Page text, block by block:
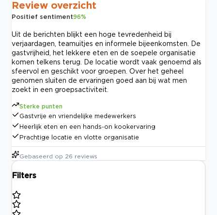
Review overzicht
Positief sentiment96%
Uit de berichten blijkt een hoge tevredenheid bij
verjaardagen, teamuitjes en informele bijeenkomsten. De
gastvrijheid, het lekkere eten en de soepele organisatie
komen telkens terug. De locatie wordt vaak genoemd als
sfeervol en geschikt voor groepen. Over het geheel
genomen sluiten de ervaringen goed aan bij wat men
zoekt in een groepsactiviteit.
Sterke punten
Gastvrije en vriendelijke medewerkers
Heerlijk eten en een hands-on kookervaring
Prachtige locatie en vlotte organisatie
Gebaseerd op 26 reviews
Filters